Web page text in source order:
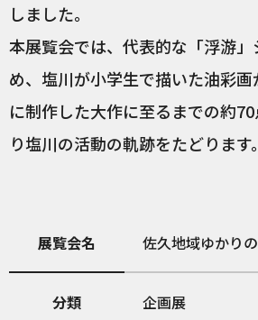
しました。
本展覧会では、代表的な「浮游」
め、塩川が小学生で描いた油彩
に制作した大作に至るまでの約
り塩川の活動の軌跡をたどります。
展覧会名 佐久地域ゆかり
分類 企画展